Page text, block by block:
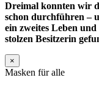
Dreimal konnten wir
schon durchführen –
ein zweites Leben
stolzen Besitzerin
×
Masken für alle